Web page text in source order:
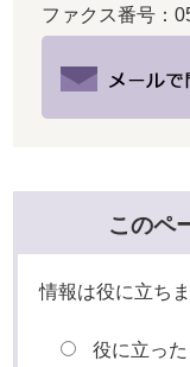
ファクス番号：
このペ
情報は役に立ち
役に立った